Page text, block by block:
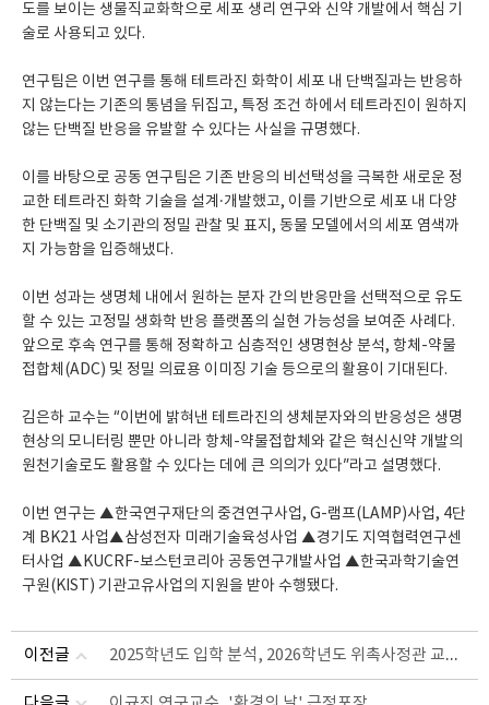
도를 보이는 생물직교화학으로 세포 생리 연구와 신약 개발에서 핵심 기
술로 사용되고 있다.
연구팀은 이번 연구를 통해 테트라진 화학이 세포 내 단백질과는 반응하
지 않는다는 기존의 통념을 뒤집고, 특정 조건 하에서 테트라진이 원하지
않는 단백질 반응을 유발할 수 있다는 사실을 규명했다.
이를 바탕으로 공동 연구팀은 기존 반응의 비선택성을 극복한 새로운 정
교한 테트라진 화학 기술을 설계·개발했고, 이를 기반으로 세포 내 다양
한 단백질 및 소기관의 정밀 관찰 및 표지, 동물 모델에서의 세포 염색까
지 가능함을 입증해냈다.
이번 성과는 생명체 내에서 원하는 분자 간의 반응만을 선택적으로 유도
할 수 있는 고정밀 생화학 반응 플랫폼의 실현 가능성을 보여준 사례다.
앞으로 후속 연구를 통해 정확하고 심층적인 생명현상 분석, 항체-약물
접합체(ADC) 및 정밀 의료용 이미징 기술 등으로의 활용이 기대된다.
김은하 교수는 “이번에 밝혀낸 테트라진의 생체분자와의 반응성은 생명
현상의 모니터링 뿐만 아니라 항체-약물접합체와 같은 혁신신약 개발의
원천기술로도 활용할 수 있다는 데에 큰 의의가 있다”라고 설명했다.
이번 연구는 ▲한국연구재단의 중견연구사업, G-램프(LAMP)사업, 4단
계 BK21 사업▲삼성전자 미래기술육성사업 ▲경기도 지역협력연구센
터사업 ▲KUCRF-보스턴코리아 공동연구개발사업 ▲한국과학기술연
구원(KIST) 기관고유사업의 지원을 받아 수행됐다.
이전글 2025학년도 입학 분석, 2026학년도 위촉사정관 교육 및 세미나 개최